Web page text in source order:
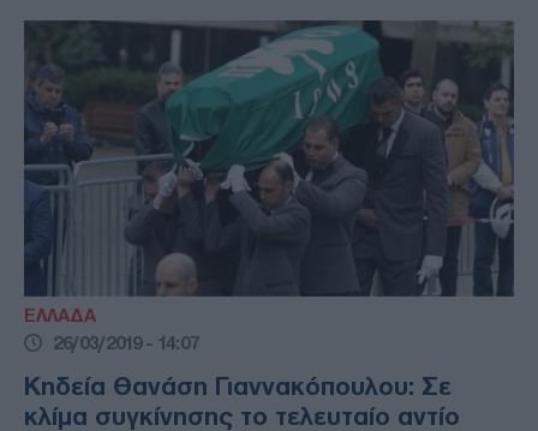
ΕΛΛΑΔΑ
26/03/2019 - 14:07
Κηδεία Θανάση Γιαννακόπουλου: Σε
κλίμα συγκίνησης το τελευταίο αντίο